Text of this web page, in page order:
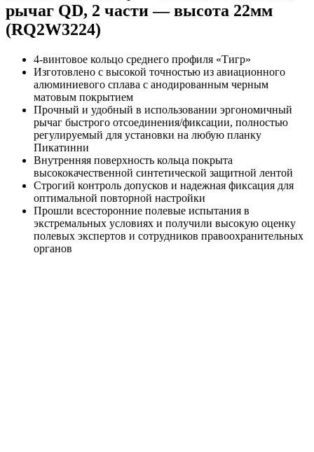
рычаг QD, 2 части — высота 22мм
(RQ2W3224)
4-винтовое кольцо среднего профиля «Тигр»
Изготовлено с высокой точностью из авиационного
алюминиевого сплава с анодированным черным
матовым покрытием
Прочный и удобный в использовании эргономичный
рычаг быстрого отсоединения/фиксации, полностью
регулируемый для установки на любую планку
Пикатинни
Внутренняя поверхность кольца покрыта
высококачественной синтетической защитной лентой
Строгий контроль допусков и надежная фиксация для
оптимальной повторной настройки
Прошли всесторонние полевые испытания в
экстремальных условиях и получили высокую оценку
полевых экспертов и сотрудников правоохранительных
органов